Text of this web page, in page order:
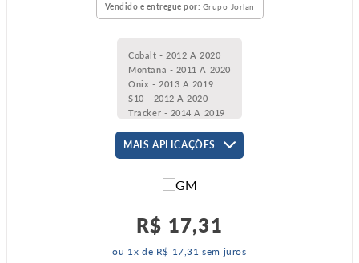
Vendido e entregue por: Grupo Jorlan
Cobalt - 2012 A 2020
Montana - 2011 A 2020
Onix - 2013 A 2019
S10 - 2012 A 2020
Tracker - 2014 A 2019
MAIS APLICAÇÕES
R$ 17,31
ou 1 x de R$ 17 ,31 sem juros